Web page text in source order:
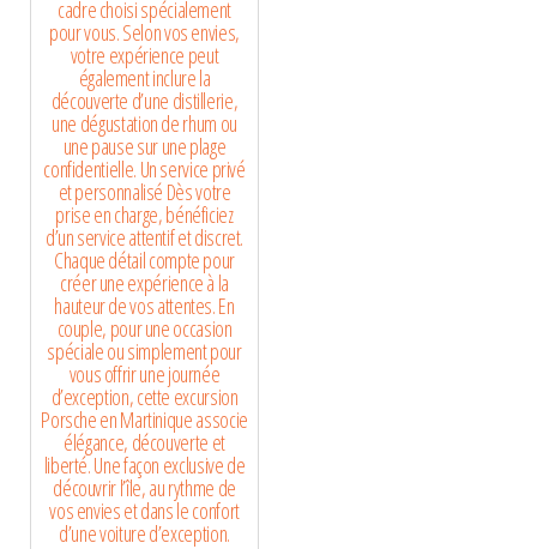
cadre choisi spécialement
pour vous. Selon vos envies,
votre expérience peut
également inclure la
découverte d’une distillerie,
une dégustation de rhum ou
une pause sur une plage
confidentielle. Un service privé
et personnalisé Dès votre
prise en charge, bénéficiez
d’un service attentif et discret.
Chaque détail compte pour
créer une expérience à la
hauteur de vos attentes. En
couple, pour une occasion
spéciale ou simplement pour
vous offrir une journée
d’exception, cette excursion
Porsche en Martinique associe
élégance, découverte et
liberté. Une façon exclusive de
découvrir l’île, au rythme de
vos envies et dans le confort
d’une voiture d’exception.